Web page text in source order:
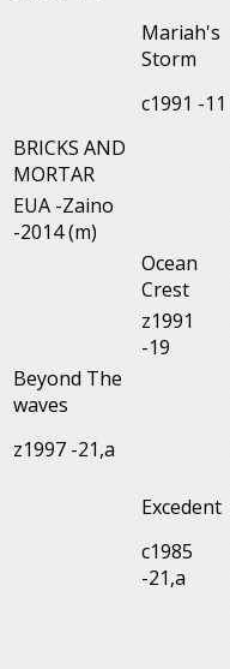
Mariah's
Storm
c1991 -11
BRICKS AND
MORTAR
EUA -Zaino
-2014 (m)
Ocean
Crest
z1991
-19
Beyond The
waves
z1997 -21,a
Excedent
c1985
-21,a